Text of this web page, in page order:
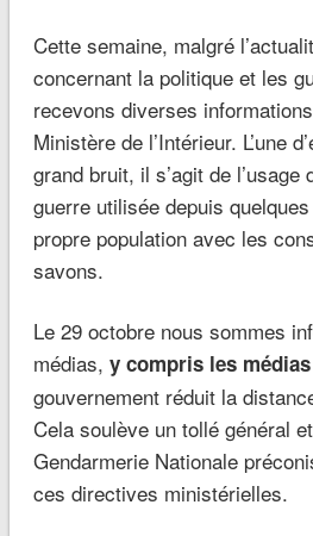
Cette semaine, malgré
concernant la politique et les
recevons diverses
Ministère de l’Intérieur. L’une
grand bruit, il s’agit de l’usage
guerre utilisée depuis
propre population avec les
savons.
Le 29 octobre nous sommes
médias, y compris les
gouvernement réduit la
Cela soulève un tollé général
Gendarmerie Nationale
ces directives ministérielles.